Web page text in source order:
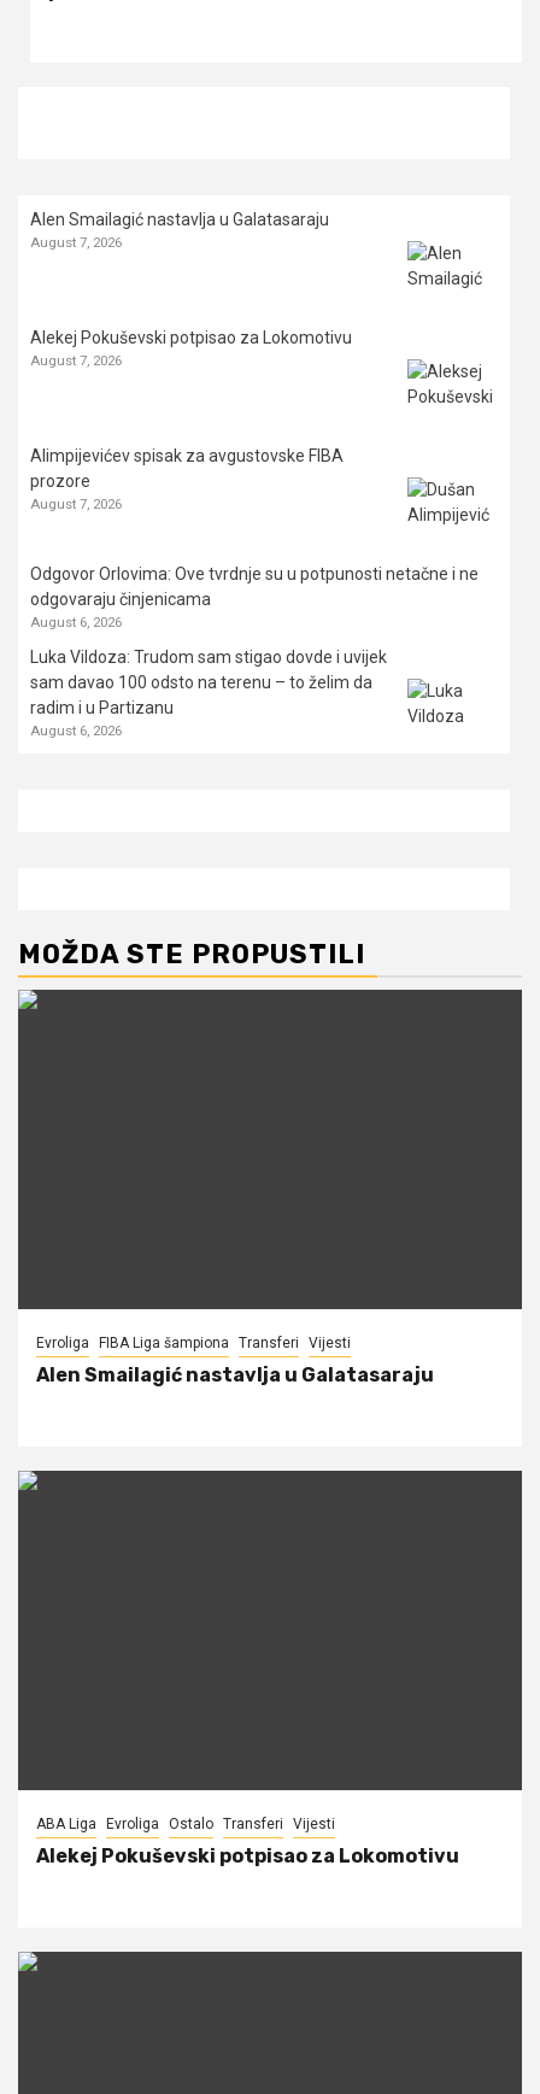
Alen Smailagić nastavlja u Galatasaraju
August 7, 2026
Alekej Pokuševski potpisao za Lokomotivu
August 7, 2026
Alimpijevićev spisak za avgustovske FIBA
prozore
August 7, 2026
Odgovor Orlovima: ​Ove tvrdnje su u potpunosti netačne i ne
odgovaraju činjenicama
August 6, 2026
Luka Vildoza: Trudom sam stigao dovde i uvijek
sam davao 100 odsto na terenu – to želim da
radim i u Partizanu
August 6, 2026
MOŽDA STE PROPUSTILI
Evroliga FIBA Liga šampiona Transferi Vijesti
Alen Smailagić nastavlja u Galatasaraju
ABA Liga Evroliga Ostalo Transferi Vijesti
Alekej Pokuševski potpisao za Lokomotivu